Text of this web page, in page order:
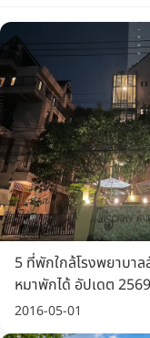
5 ที่พักใกล้โรงพยาบา
หมาพักได้ อัปเดต 2569
2016-05-01